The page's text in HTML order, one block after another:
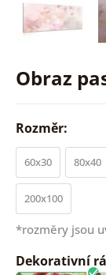
Obraz
Rozměr:
60x30 80x40
200x100
*rozměry jsou
Dekorativní